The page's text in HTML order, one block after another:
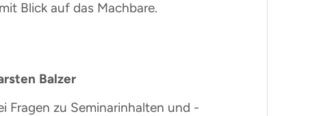
Blick auf das Machbare.
Balzer
Fragen zu Seminarinhalten und -